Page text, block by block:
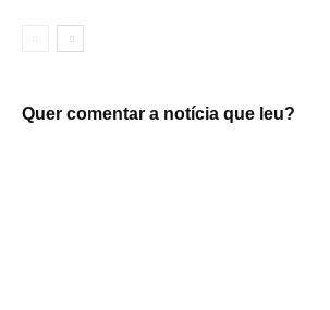
Quer comentar a notícia que leu?